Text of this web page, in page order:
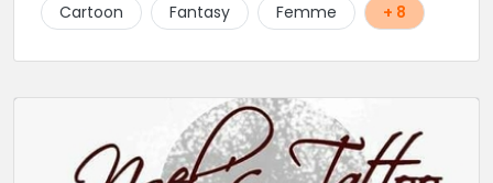
Cartoon
Fantasy Femme + 8